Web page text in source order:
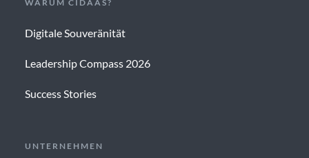
WARUM CIDAAS?
Digitale Souveränität
Leadership Compass 2026
Success Stories
UNTERNEHMEN